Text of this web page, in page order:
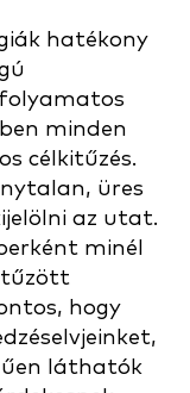
hatékony
minden
célkitűzés.
üres
az utat.
minél
hogy
láthatók